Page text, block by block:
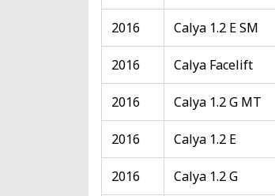
2016 Calya 1.2 E SM
2016 Calya Facelift
2016 Calya 1.2 G MT
2016 Calya 1.2 E
2016 Calya 1.2 G